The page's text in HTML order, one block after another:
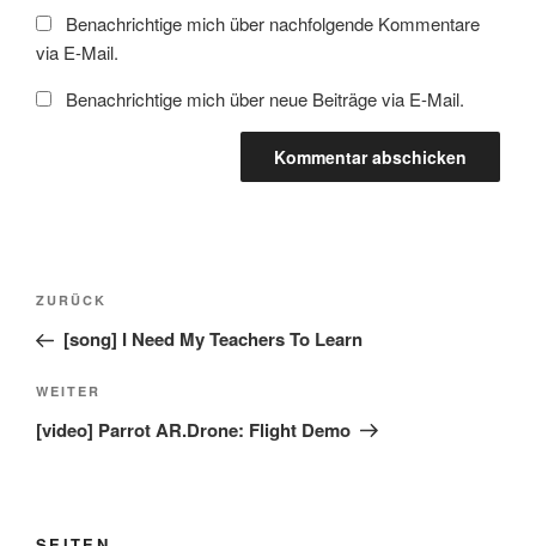
Benachrichtige mich über nachfolgende Kommentare
via E-Mail.
Benachrichtige mich über neue Beiträge via E-Mail.
Beitragsnavigation
Vorheriger
Beitrag
ZURÜCK
[song] I Need My Teachers To Learn
Nächster
Beitrag
WEITER
[video] Parrot AR.Drone: Flight Demo